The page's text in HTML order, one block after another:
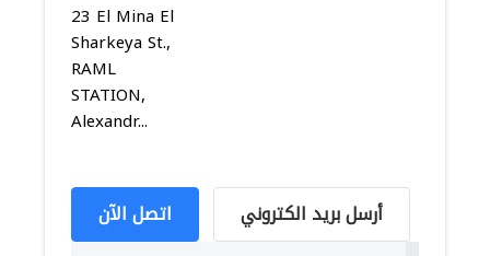
23 El Mina El
Sharkeya St.,
RAML
STATION,
Alexandr...
اتصل الآن أرسل بريد الكتروني